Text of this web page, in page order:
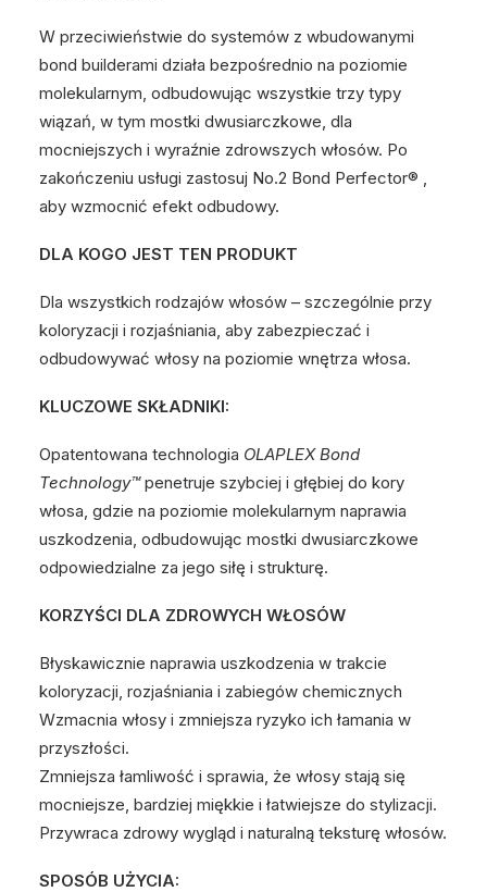
W przeciwieństwie do systemów z wbudowanymi
bond builderami działa bezpośrednio na poziomie
molekularnym, odbudowując wszystkie trzy typy
wiązań, w tym mostki dwusiarczkowe, dla
mocniejszych i wyraźnie zdrowszych włosów. Po
zakończeniu usługi zastosuj No.2 Bond Perfector® ,
aby wzmocnić efekt odbudowy.
DLA KOGO JEST TEN PRODUKT
Dla wszystkich rodzajów włosów – szczególnie przy
koloryzacji i rozjaśniania, aby zabezpieczać i
odbudowywać włosy na poziomie wnętrza włosa.
KLUCZOWE SKŁADNIKI:
Opatentowana technologia OLAPLEX Bond
Technology™penetruje szybciej i głębiej do kory
włosa, gdzie na poziomie molekularnym naprawia
uszkodzenia, odbudowując mostki dwusiarczkowe
odpowiedzialne za jego siłę i strukturę.
KORZYŚCI DLA ZDROWYCH WŁOSÓW
Błyskawicznie naprawia uszkodzenia w trakcie
koloryzacji, rozjaśniania i zabiegów chemicznych
Wzmacnia włosy i zmniejsza ryzyko ich łamania w
przyszłości.
Zmniejsza łamliwość i sprawia, że włosy stają się
mocniejsze, bardziej miękkie i łatwiejsze do stylizacji.
Przywraca zdrowy wygląd i naturalną teksturę włosów.
SPOSÓB UŻYCIA: